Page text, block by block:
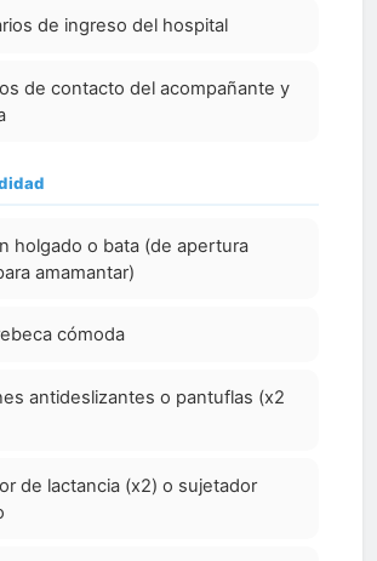
de ingreso del hospital
de contacto del acompañante y
holgado o bata (de apertura
amamantar)
cómoda
antideslizantes o pantuflas (x2
de lactancia (x2) o sujetador